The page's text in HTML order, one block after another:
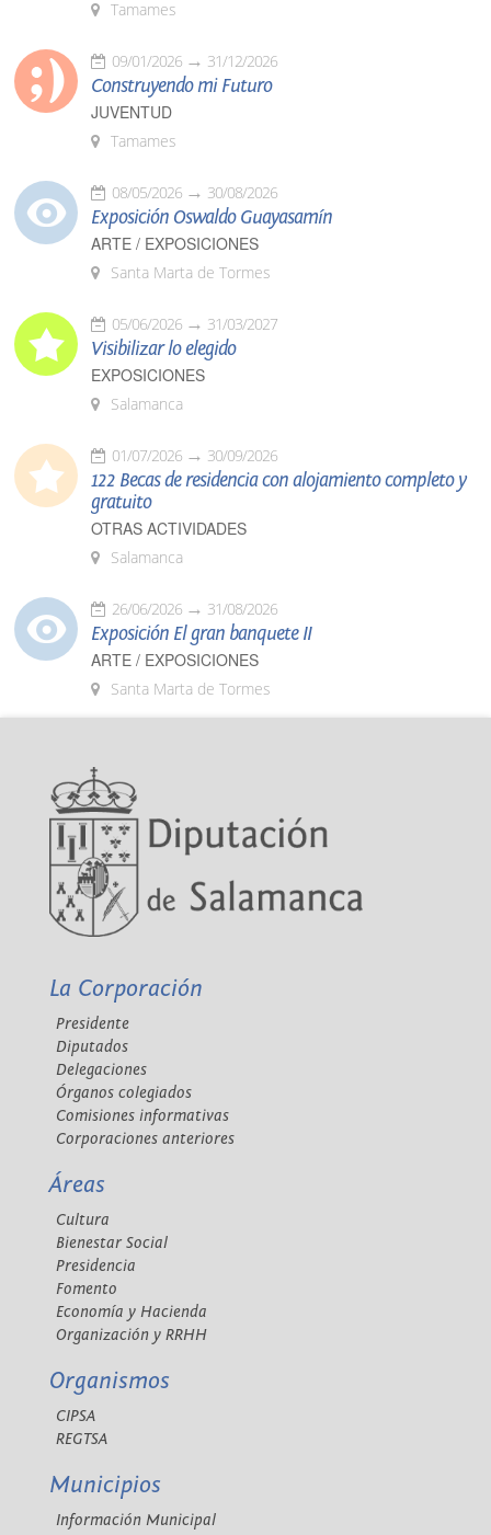
Tamames
09/01/2026 31/12/2026
Construyendo mi Futuro
JUVENTUD
Tamames
08/05/2026 30/08/2026
Exposición Oswaldo Guayasamín
ARTE / EXPOSICIONES
Santa Marta de Tormes
05/06/2026 31/03/2027
Visibilizar lo elegido
EXPOSICIONES
Salamanca
01/07/2026 30/09/2026
122 Becas de residencia con alojamiento completo y
gratuito
OTRAS ACTIVIDADES
Salamanca
26/06/2026 31/08/2026
Exposición El gran banquete II
ARTE / EXPOSICIONES
Santa Marta de Tormes
La Corporación
Presidente
Diputados
Delegaciones
Órganos colegiados
Comisiones informativas
Corporaciones anteriores
Áreas
Cultura
Bienestar Social
Presidencia
Fomento
Economía y Hacienda
Organización y RRHH
Organismos
CIPSA
REGTSA
Municipios
Información Municipal